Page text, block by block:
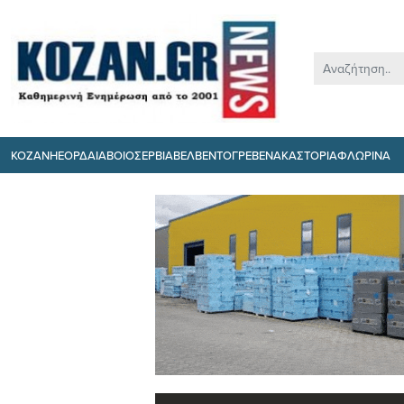
ΚΟΖΑΝΗΕΟΡΔΑΙΑΒΟΙΟΣΕΡΒΙΑΒΕΛΒΕΝΤΟΓΡΕΒΕΝΑΚΑΣΤΟΡΙΑΦΛΩΡΙΝΑ